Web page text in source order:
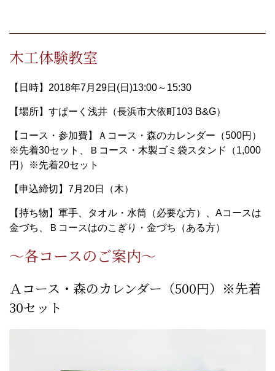
木工体験教室
【日時】2018年7月29日(日)13:00～15:30
【場所】すぱーく浅井（長浜市大依町103 B&G）
【コース・参加費】Ａコース・森のカレンダー（500円）
※先着30セット、Ｂコース・木製ゴミ袋スタンド（1,000
円）※先着20セット
【申込締切】7月20日（木）
【持ち物】軍手、タオル・水筒（必要な方）、Aコースは
金づち、Ｂコースはのこぎり・金づち（ある方）
～各コースのご案内～
Ａコース・森のカレンダー（500円）※先着
30セット